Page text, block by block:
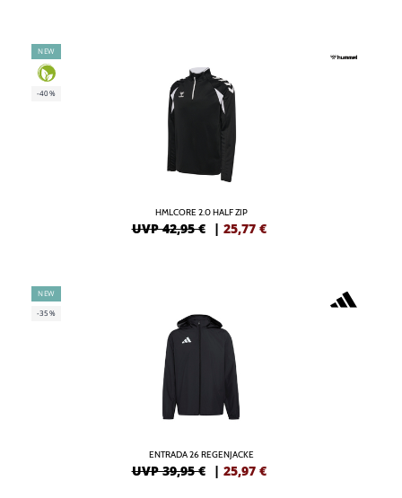
NEW
-40%
HMLCORE 2.0 HALF ZIP
UVP 42,95 € | 25,77 €
NEW
-35%
ENTRADA 26 REGENJACKE
UVP 39,95 € | 25,97 €